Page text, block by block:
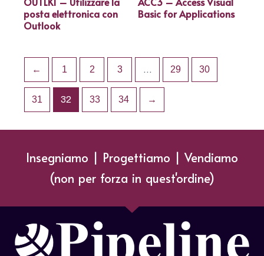
posta elettronica con
Outlook
Basic for Applications
← 1 2 3 … 29 30
31 32 33 34 →
Insegniamo | Progettiamo | Vendiamo
(non per forza in quest'ordine)